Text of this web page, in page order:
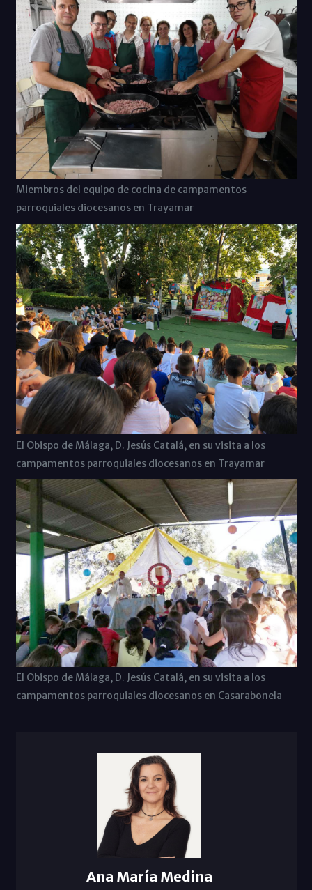
Miembros del equipo de cocina de campamentos
parroquiales diocesanos en Trayamar
El Obispo de Málaga, D. Jesús Catalá, en su visita a los
campamentos parroquiales diocesanos en Trayamar
El Obispo de Málaga, D. Jesús Catalá, en su visita a los
campamentos parroquiales diocesanos en Casarabonela
Ana María Medina